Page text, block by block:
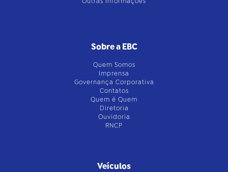
Sobre a EBC
Quem Somos
Imprensa
Governança Corporativa
Contatos
Quem é Quem
Diretoria
Ouvidoria
RNCP
Veículos